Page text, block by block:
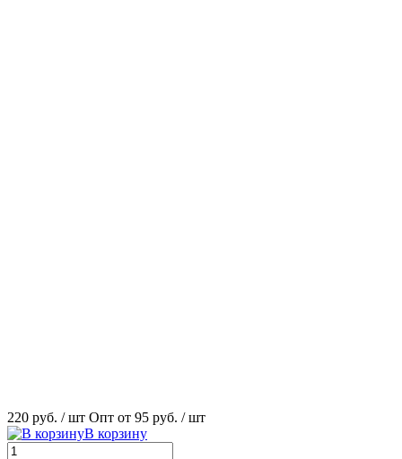
220 руб. / шт Опт от 95 руб. / шт
В корзину